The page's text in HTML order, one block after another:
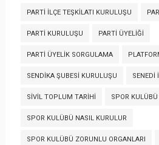
PARTI İLÇE TEŞKILATI KURULUŞU
PARTI KURULUŞU PARTI ÜYELIĞI
PARTI ÜYELIK SORGULAMA
SENDIKA ŞUBESI KURULUŞU SENEDI
SIVIL TOPLUM TARIHI SPOR KULÜBÜ
SPOR KULÜBÜ NASIL KURULUR
SPOR KULÜBÜ ZORUNLU ORGANLARI